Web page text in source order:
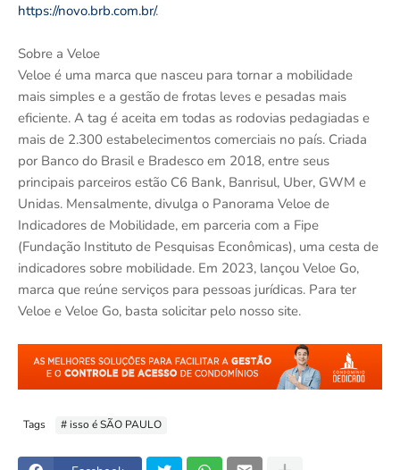
https://novo.brb.com.br/.
Sobre a Veloe
Veloe é uma marca que nasceu para tornar a mobilidade
mais simples e a gestão de frotas leves e pesadas mais
eficiente. A tag é aceita em todas as rodovias pedagiadas e
mais de 2.300 estabelecimentos comerciais no país. Criada
por Banco do Brasil e Bradesco em 2018, entre seus
principais parceiros estão C6 Bank, Banrisul, Uber, GWM e
Unidas. Mensalmente, divulga o Panorama Veloe de
Indicadores de Mobilidade, em parceria com a Fipe
(Fundação Instituto de Pesquisas Econômicas), uma cesta de
indicadores sobre mobilidade. Em 2023, lançou Veloe Go,
marca que reúne serviços para pessoas jurídicas. Para ter
Veloe e Veloe Go, basta solicitar pelo nosso site.
Tags # isso é SÃO PAULO